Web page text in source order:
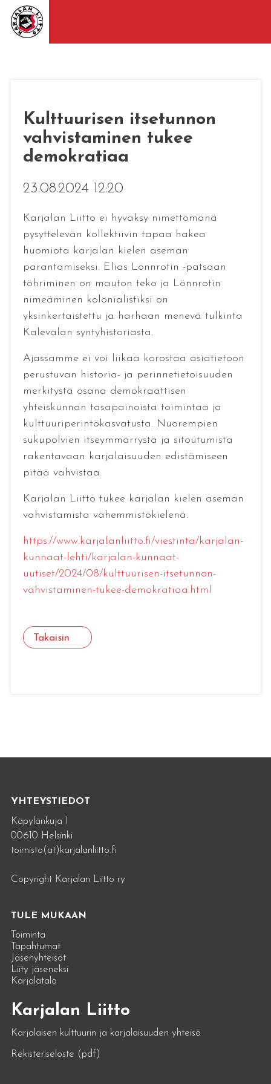
Kulttuurisen itsetunnon
vahvistaminen tukee
demokratiaa
23.08.2024 12:20
Karjalan Liitto ei hyväksy nimettömänä
pysyttelevän kollektiivin tapaa hakea
huomiota karjalan kielen aseman
parantamiseksi. Elias Lönnrotin -patsaan
töhriminen on mauton teko ja Lönnrotin
nimeäminen kolonialistiksi on
yksinkertaistettu ja harhaan menevä tulkinta
Kalevalan syntyhistoriasta.
Ajassamme ei voi liikaa korostaa asiatietoon
perustuvan historia- ja perinnetietoisuuden
merkitystä osana demokraattisen
yhteiskunnan tasapainoista toimintaa ja
kulttuuriperintökasvatusta. Nuorempien
sukupolvien itseymmärrystä ja sitoutumista
rakentavaan karjalaisuuden edistämiseen
pitää vahvistaa.
Karjalan Liitto tukee karjalan kielen aseman
vahvistamista vähemmistökielenä.
https://www.karjalanliitto.fi/viestinta/karjalan-
kunnaat-lehti/karjalan-kunnaat-
uutiset/2024/08/kulttuurisen-itsetunnon-
vahvistaminen-tukee-demokratiaa.html
Takaisin
YHTEYSTIEDOT
Käpylänkuja 1
00610 Helsinki
toimisto(at)karjalanliitto.fi
Copyright Karjalan Liitto ry
TULE MUKAAN
Toiminta
Tapahtumat
Jäsenyhteisöt
Liity jäseneksi
Karjalatalo
Karjalan Liitto
Karjalaisen kulttuurin ja karjalaisuuden yhteisö
Rekisteriseloste (pdf)